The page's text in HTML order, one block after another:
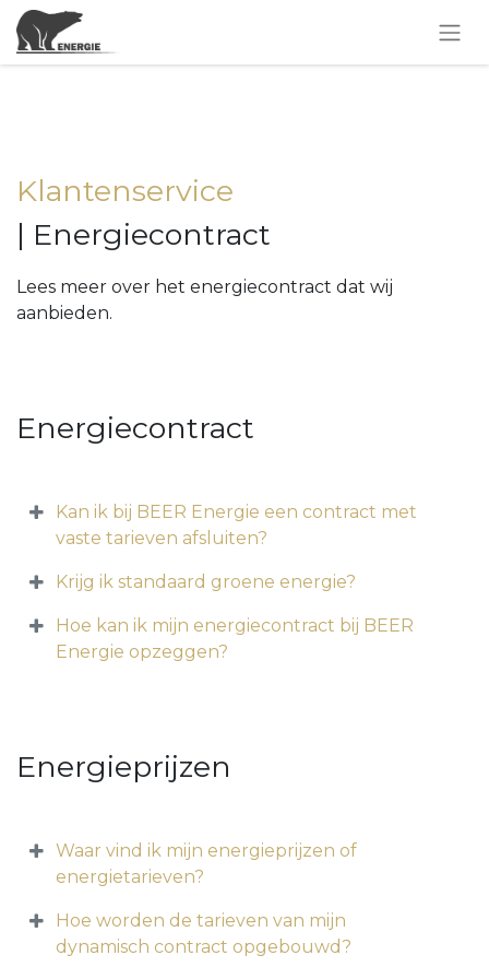
Klantenservice
| Energiecontract
Lees meer over het energiecontract dat wij
aanbieden.
Energiecontract
Kan ik bij BEER Energie een contract met
vaste tarieven afsluiten?
Krijg ik standaard groene energie?
Hoe kan ik mijn energiecontract bij BEER
Energie opzeggen?
Energieprijzen
Waar vind ik mijn energieprijzen of
energietarieven?
Hoe worden de tarieven van mijn
dynamisch contract opgebouwd?